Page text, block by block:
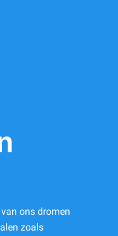
ons dromen
zoals